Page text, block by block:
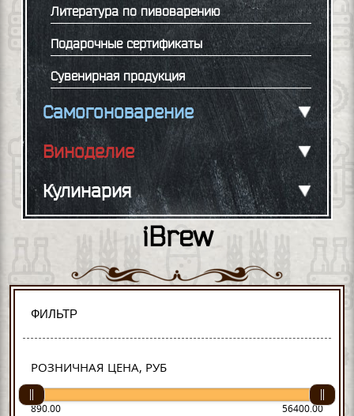
Литература по пивоварению
Подарочные сертификаты
Сувенирная продукция
Самогоноварение
Виноделие
Кулинария
iBrew
ФИЛЬТР
РОЗНИЧНАЯ ЦЕНА, РУБ
890.00 56400.00